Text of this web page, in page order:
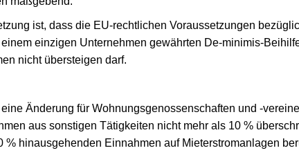
ist, dass die EU-rechtlichen Voraussetzungen
einzigen Unternehmen gewährten De-minimis-
nicht übersteigen darf.
Änderung für Wohnungsgenossenschaften und -
aus sonstigen Tätigkeiten nicht mehr als 10 %
% hinausgehenden Einnahmen auf Mieterstromanlagen